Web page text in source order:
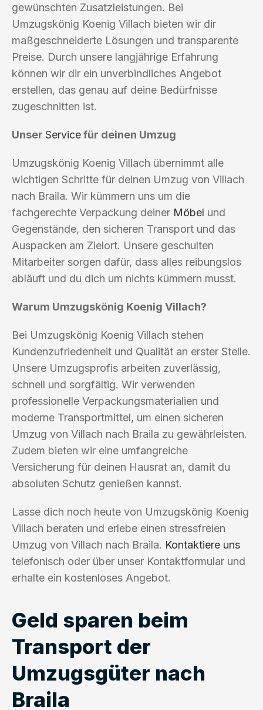
gewünschten Zusatzleistungen. Bei
Umzugskönig Koenig Villach bieten wir dir
maßgeschneiderte Lösungen und transparente
Preise. Durch unsere langjährige Erfahrung
können wir dir ein unverbindliches Angebot
erstellen, das genau auf deine Bedürfnisse
zugeschnitten ist.
Unser Servicefür deinen Umzug
Umzugskönig Koenig Villach übernimmt alle
wichtigen Schritte für deinen Umzug von Villach
nach Braila. Wir kümmern uns um die
fachgerechte Verpackung deiner Möbel und
Gegenstände, den sicheren Transport und das
Auspacken am Zielort. Unsere geschulten
Mitarbeiter sorgen dafür, dass alles reibungslos
abläuft und du dich um nichts kümmern musst.
Warum Umzugskönig Koenig Villach?
Bei Umzugskönig Koenig Villach stehen
Kundenzufriedenheit und Qualität an erster Stelle.
Unsere Umzugsprofis arbeiten zuverlässig,
schnell und sorgfältig. Wir verwenden
professionelle Verpackungsmaterialien und
moderne Transportmittel, um einen sicheren
Umzug von Villach nach Braila zu gewährleisten.
Zudem bieten wir eine umfangreiche
Versicherung für deinen Hausrat an, damit du
absoluten Schutz genießen kannst.
Lasse dich noch heute von Umzugskönig Koenig
Villach beraten und erlebe einen stressfreien
Umzug von Villach nach Braila. Kontaktiere uns
telefonisch oder über unser Kontaktformular und
erhalte ein kostenloses Angebot.
Geld sparen beim
Transport der
Umzugsgüter nach
Braila